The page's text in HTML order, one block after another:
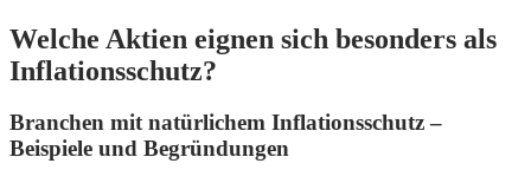
Welche Aktien eignen sich besonders als
Inflationsschutz?
Branchen mit natürlichem Inflationsschutz –
Beispiele und Begründungen